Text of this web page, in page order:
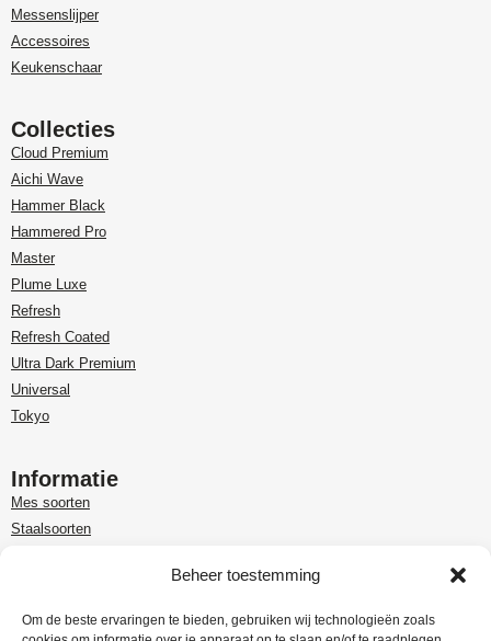
Beheer toestemming
Om de beste ervaringen te bieden, gebruiken wij technologieën zoals
Messenslijper
Accessoires
Keukenschaar
Collecties
Cloud Premium
Aichi Wave
Hammer Black
Hammered Pro
Master
Plume Luxe
Refresh
Refresh Coated
Ultra Dark Premium
Universal
Tokyo
Informatie
Mes soorten
Staalsoorten
Customer care